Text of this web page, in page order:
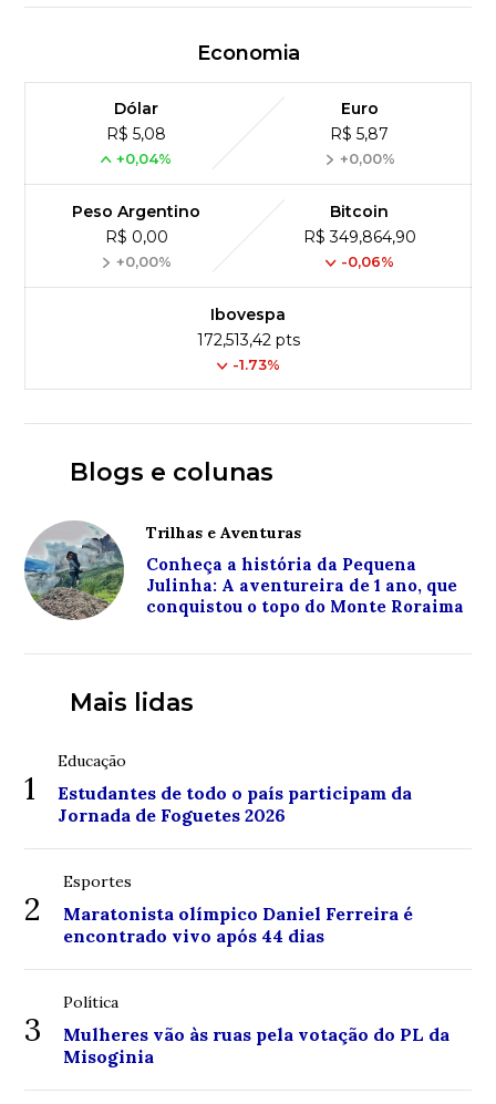
Economia
Dólar
R$ 5,08
+0,04%
Euro
R$ 5,87
+0,00%
Peso Argentino
R$ 0,00
+0,00%
Bitcoin
R$ 349,864,90
-0,06%
Ibovespa
172,513,42 pts
-1.73%
Blogs e colunas
Trilhas e Aventuras
Conheça a história da Pequena
Julinha: A aventureira de 1 ano, que
conquistou o topo do Monte Roraima
Mais lidas
1
Educação
Estudantes de todo o país participam da
Jornada de Foguetes 2026
2
Esportes
Maratonista olímpico Daniel Ferreira é
encontrado vivo após 44 dias
3
Política
Mulheres vão às ruas pela votação do PL da
Misoginia